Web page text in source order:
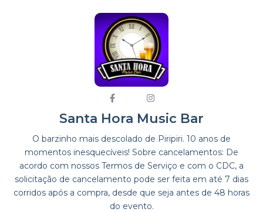
Santa Hora Music Bar
O barzinho mais descolado de Piripiri. 10 anos de
momentos inesquecíveis! Sobre cancelamentos: De
acordo com nossos Termos de Serviço e com o CDC, a
solicitação de cancelamento pode ser feita em até 7 dias
corridos após a compra, desde que seja antes de 48 horas
do evento.